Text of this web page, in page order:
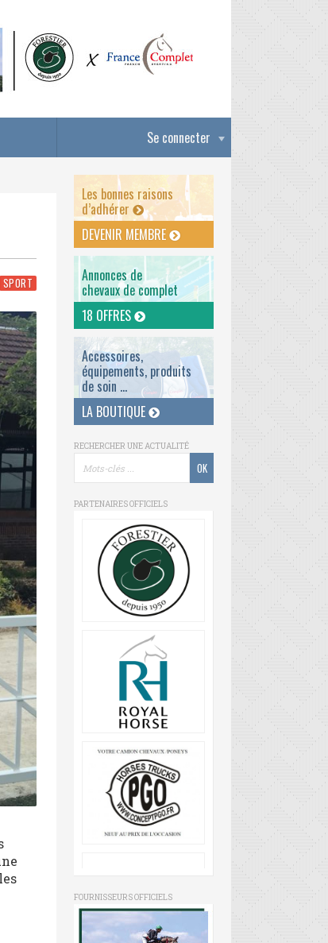
Se connecter
SPORT
Les bonnes raisons
d’adhérer
DEVENIR MEMBRE
Annonces de
chevaux de complet
18 OFFRES
Accessoires,
équipements, produits
de soin ...
LA BOUTIQUE
RECHERCHER UNE ACTUALITÉ
PARTENAIRES OFFICIELS
FOURNISSEURS OFFICIELS